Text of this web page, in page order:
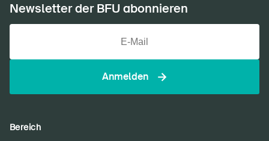
Newsletter der BFU abonnieren
Anmelden
Bereich